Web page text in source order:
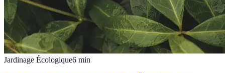
Jardinage Écologique6 min